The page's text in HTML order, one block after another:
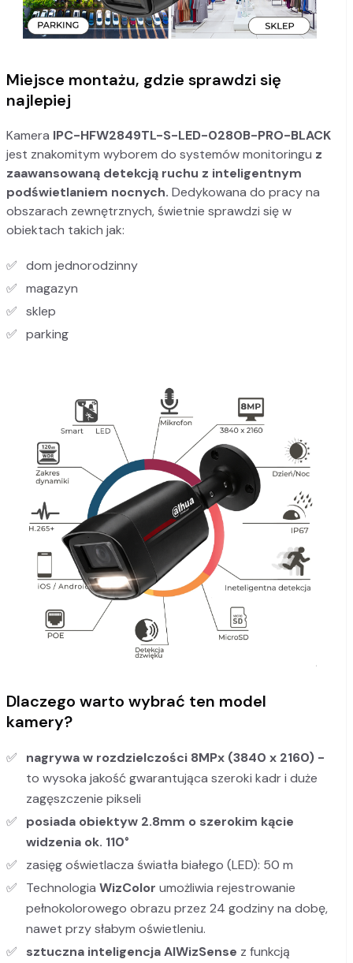
Miejsce montażu, gdzie sprawdzi się
najlepiej
Kamera IPC-HFW2849TL-S-LED-0280B-PRO-BLACK
jest znakomitym wyborem do systemów monitoringu z
zaawansowaną detekcją ruchu z inteligentnym
podświetlaniem nocnych. Dedykowana do pracy na
obszarach zewnętrznych, świetnie sprawdzi się w
obiektach takich jak:
dom jednorodzinny
magazyn
sklep
parking
Dlaczego warto wybrać ten model
kamery?
nagrywa w rozdzielczości 8MPx (3840 x 2160) -
to wysoka jakość gwarantująca szeroki kadr i duże
zagęszczenie pikseli
posiada obiektyw 2.8mm o szerokim kącie
widzenia ok. 110°
zasięg oświetlacza światła białego (LED): 50 m
Technologia WizColor umożliwia rejestrowanie
pełnokolorowego obrazu przez 24 godziny na dobę,
nawet przy słabym oświetleniu.
sztuczna inteligencja AIWizSense z funkcją